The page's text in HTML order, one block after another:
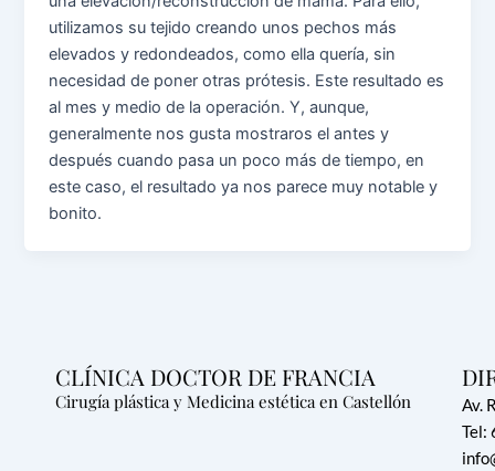
utilizamos su tejido creando unos pechos más
elevados y redondeados, como ella quería, sin
necesidad de poner otras prótesis. Este resultado es
al mes y medio de la operación. Y, aunque,
generalmente nos gusta mostraros el antes y
después cuando pasa un poco más de tiempo, en
este caso, el resultado ya nos parece muy notable y
bonito.
CLÍNICA DOCTOR DE FRANCIA
Cirugía plástica y Medicina estética en Castellón
Av.
Tel: